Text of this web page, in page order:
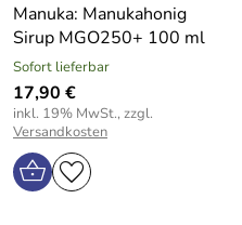
Manuka: Manukahonig
Sirup MGO250+ 100 ml
Sofort lieferbar
17,90 €
inkl. 19% MwSt., zzgl.
Versandkosten